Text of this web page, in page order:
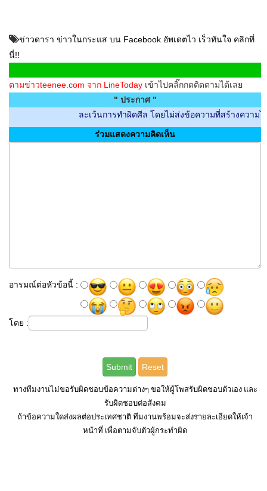
ข่าวดารา ข่าวในกระแส บน Facebook อัพเดตไว เร็วทันใจ คลิกที่
นี่!!
ตามข่าวteenee.com จาก LineToday เข้าไปคลิ๊กกดติดตามได้เลย
" ประกาศ "
ละเว้นการทำผิดศีล โดยไม่ส่งข้อความที่สร้างความไม่สบาย
ร่วมแสดงความคิดเห็น
อารมณ์ต่อหัวข้อนี้ :
โดย :
ทางทีมงานไม่ขอรับผิดชอบข้อความต่างๆ ขอให้ผู้โพสรับผิดชอบตัวเอง และ
รับผิดชอบต่อสังคม
ถ้าข้อความใดส่งผลต่อประเทศชาติ ทีมงานพร้อมจะส่งรายละเอียดให้เจ้า
หน้าที่ เพื่อตามจับตัวผู้กระทำผิด